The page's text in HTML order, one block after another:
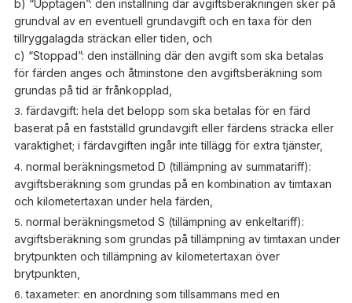
b) “Upptagen”: den inställning där avgiftsberäkningen sker på
grundval av en eventuell grundavgift och en taxa för den
tillryggalagda sträckan eller tiden, och
c) “Stoppad”: den inställning där den avgift som ska betalas
för färden anges och åtminstone den avgiftsberäkning som
grundas på tid är frånkopplad,
färdavgift: hela det belopp som ska betalas för en färd
baserat på en fastställd grundavgift eller färdens sträcka eller
varaktighet; i färdavgiften ingår inte tillägg för extra tjänster,
normal beräkningsmetod D (tillämpning av summatariff):
avgiftsberäkning som grundas på en kombination av timtaxan
och kilometertaxan under hela färden,
normal beräkningsmetod S (tillämpning av enkeltariff):
avgiftsberäkning som grundas på tillämpning av timtaxan under
brytpunkten och tillämpning av kilometertaxan över
brytpunkten,
taxameter: en anordning som tillsammans med en